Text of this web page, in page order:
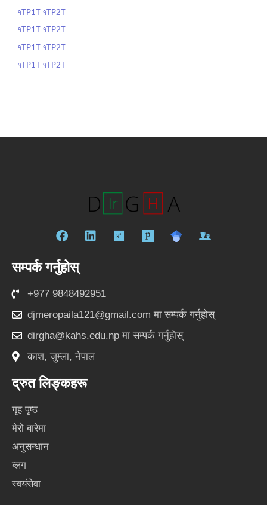
१TP1T १TP2T
१TP1T १TP2T
१TP1T १TP2T
१TP1T १TP2T
फे
बु
क
लि
रि
सम्पर्क गर्नुहोस्
+977 9848492951
djmeropaila121@gmail.com मा सम्पर्क गर्नुहोस्
dirgha@kahs.edu.np मा सम्पर्क गर्नुहोस्
काश, जुम्ला, नेपाल
द्रुत लिङ्कहरू
गृह पृष्ठ
मेरो बारेमा
अनुसन्धान
ब्लग
स्वयंसेवा